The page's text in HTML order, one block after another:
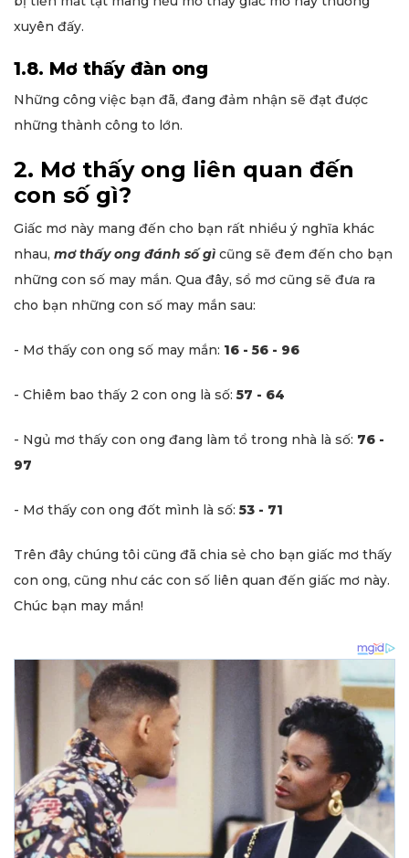
xuyên đấy.
1.8. Mơ thấy đàn ong
Những công việc bạn đã, đang đảm nhận sẽ đạt được
những thành công to lớn.
2. Mơ thấy ong liên quan đến
con số gì?
Giấc mơ này mang đến cho bạn rất nhiều ý nghĩa khác
nhau, mơ thấy ong đánh số gì cũng sẽ đem đến cho bạn
những con số may mắn. Qua đây, sổ mơ cũng sẽ đưa ra
cho bạn những con số may mắn sau:
- Mơ thấy con ong số may mắn: 16 - 56 - 96
- Chiêm bao thấy 2 con ong là số: 57 - 64
- Ngủ mơ thấy con ong đang làm tổ trong nhà là số: 76 -
97
- Mơ thấy con ong đốt mình là số: 53 - 71
Trên đây chúng tôi cũng đã chia sẻ cho bạn giấc mơ thấy
con ong, cũng như các con số liên quan đến giấc mơ này.
Chúc bạn may mắn!